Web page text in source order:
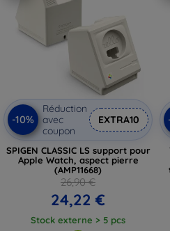
-10%
Réduction
avec
coupon
EXTRA10
SPIGEN CLASSIC LS support pour
Apple Watch, aspect pierre
(AMP11668)
26,90 €
24,22 €
Stock externe > 5 pcs